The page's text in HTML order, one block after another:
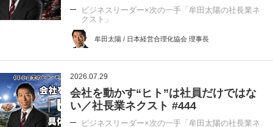
ビジネスリーダー×次の一手「牟田太陽の社長業ネ
クスト」
牟田太陽 / 日本経営合理化協会 理事長
2026.07.29
会社を動かす“ヒト”は社員だけではな
い／社長業ネクスト #444
ビジネスリーダー×次の一手「牟田太陽の社長業ネ